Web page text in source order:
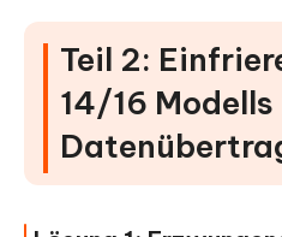
Teil 2:
14/16 Modells